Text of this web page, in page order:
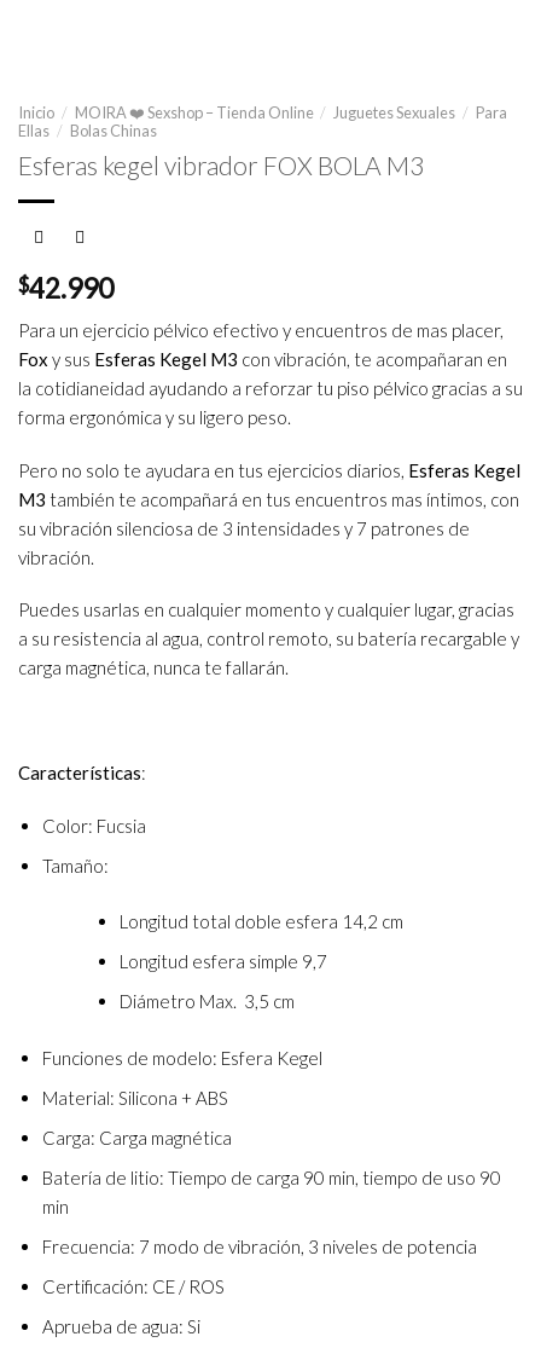
Inicio / MOIRA ❤️ Sexshop – Tienda Online / Juguetes Sexuales / Para
Ellas / Bolas Chinas
Esferas kegel vibrador FOX BOLA M3
$42.990
Para un ejercicio pélvico efectivo y encuentros de mas placer,
Fox y sus Esferas Kegel M3 con vibración, te acompañaran en
la cotidianeidad ayudando a reforzar tu piso pélvico gracias a su
forma ergonómica y su ligero peso.
Pero no solo te ayudara en tus ejercicios diarios, Esferas Kegel
M3 también te acompañará en tus encuentros mas íntimos, con
su vibración silenciosa de 3 intensidades y 7 patrones de
vibración.
Puedes usarlas en cualquier momento y cualquier lugar, gracias
a su resistencia al agua, control remoto, su batería recargable y
carga magnética, nunca te fallarán.
Características:
Color: Fucsia
Tamaño:
Longitud total doble esfera 14,2 cm
Longitud esfera simple 9,7
Diámetro Max. 3,5 cm
Funciones de modelo: Esfera Kegel
Material: Silicona + ABS
Carga: Carga magnética
Batería de litio: Tiempo de carga 90 min, tiempo de uso 90
min
Frecuencia: 7 modo de vibración, 3 niveles de potencia
Certificación: CE / ROS
Aprueba de agua: Si